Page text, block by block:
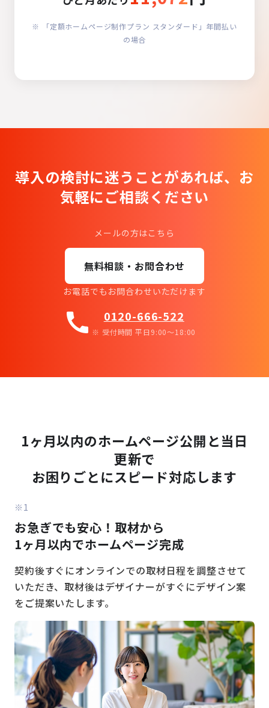
※ 「定額ホームページ制作プラン スタンダード」年間払い
の場合
導入の検討に迷うことがあれば、 お
気軽にご相談ください
メールの方はこちら
無料相談・お問合わせ
お電話でもお問合わせいただけます
call 0120-666-522
※ 受付時間 平日9:00〜18:00
1ヶ月以内のホームページ公開と当日
更新で
お困りごとにスピード対応します
※1
お急ぎでも安心！取材から
1ヶ月以内でホームページ完成
契約後すぐにオンラインでの取材日程を調整させて
いただき、取材後はデザイナーがすぐにデザイン案
をご提案いたします。